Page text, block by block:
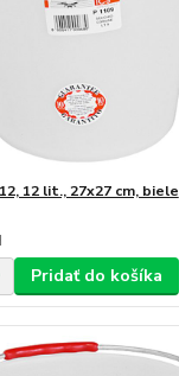
12 lit., 27x27 cm, biele
Pridať do košíka